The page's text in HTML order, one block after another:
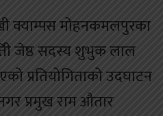
क्याम्पस मोहनकमलपुरका
जेष्ठ सदस्य शुभुक लाल
प्रतियोगिताको उदघाटन
प्रमुख राम औतार